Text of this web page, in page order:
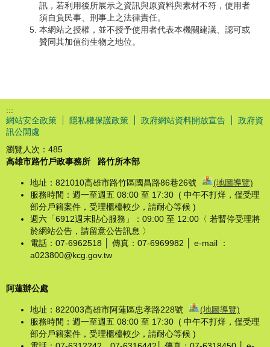
訊，若利用後所展示之資訊與原資料與素材不符，使用者
須自負民事、刑事上之法律責任。
本網站之授權，並不授予使用者代表本機關建議、認可或
贊同其加值衍生物之地位。
:::
網站安全政策
隱私權保護政策 政府網站資料開放宣告
政府資
訊公開處
瀏覽人次： 485
高雄市路竹戶政事務所
路竹所本部
地址：821010高雄市路竹區國昌路86巷26號
(地圖導覽)
服務時間：週一至週五 08:00 至 17:30 ( 中午不打烊，僅受理
部分戶籍案件，受理櫃檯較少，請耐心等候 )
週六「6912週末貼心服務」：09:00 至 12:00〈 若暫停受理將
於網站公告，請留意公告訊息 〉
電話：07-6962518 │ 傳真：07-6969982 │ e-mail ：
a023800@kcg.gov.tw
阿蓮辦公處
地址：822003高雄市阿蓮區忠孝路228號
(地圖導覽)
服務時間：週一至週五 08:00 至 17:30 ( 中午不打烊，僅受理
部分戶籍案件，受理櫃檯較少，請耐心等候 )